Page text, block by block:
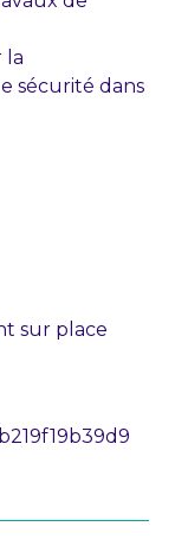
la
sécurité dans
sur place